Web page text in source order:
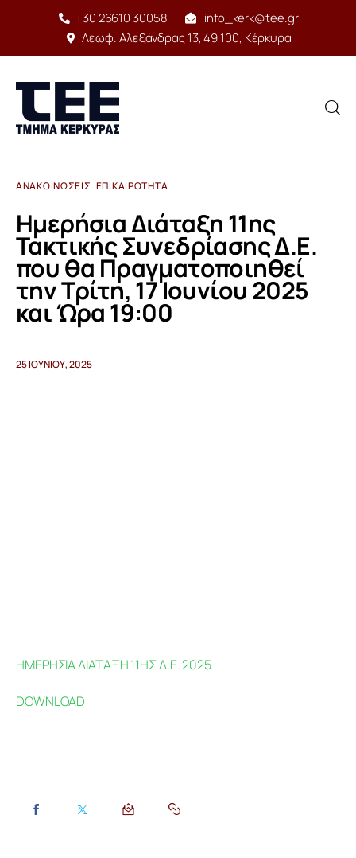
+30 26610 30058
info_kerk@tee.gr
Λεωφ. Αλεξάνδρας 13, 49 100, Κέρκυρα
Αρχική
Δομή
Έργο
Υπηρεσίες
Δραστηριότητες
ΑΝΑΚΟΙΝΏΣΕΙΣ ΕΠΙΚΑΙΡΌΤΗΤΑ
Ημερήσια Διάταξη 11ης
Τακτικής Συνεδρίασης Δ.Ε.
που θα Πραγματοποιηθεί
την Τρίτη, 17 Ιουνίου 2025
και Ώρα 19:00
25 ΙΟΥΝΊΟΥ, 2025
ΗΜΕΡΗΣΙΑ ΔΙΑΤΑΞΗ 11ΗΣ Δ.Ε. 2025
DOWNLOAD